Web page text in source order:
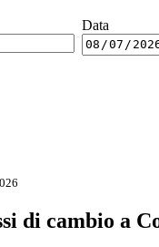
Data
di cambio a